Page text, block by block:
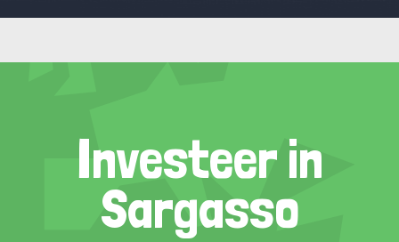
Investeer in
Sargasso